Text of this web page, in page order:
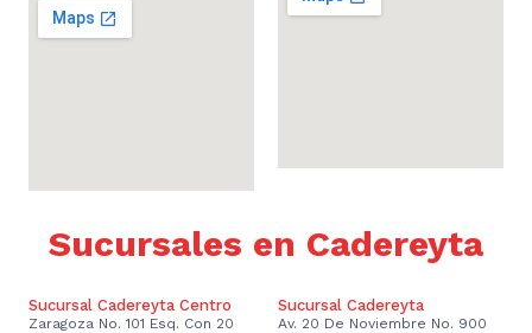
Sucursales en Cadereyta
Sucursal Cadereyta Centro
Zaragoza No. 101 Esq. Con 20
Sucursal Cadereyta
Av. 20 De Noviembre No. 900